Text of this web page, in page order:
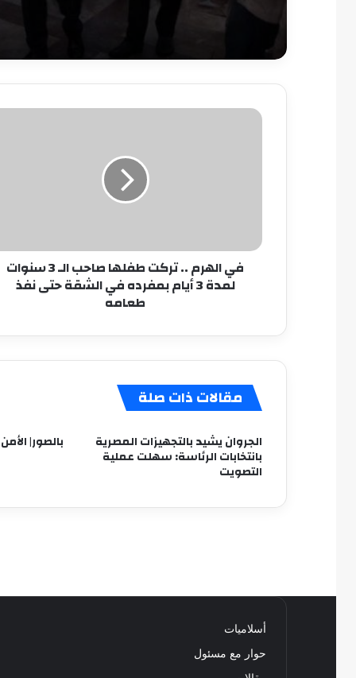
في
سنوات
لمدة
حتى
نفذ
طعامه
في الهرم .. تركت طفلها صاحب الـ 3 سنوات
لمدة 3 أيام بمفرده في الشقة حتى نفذ
طعامه
مقالات ذات صلة
الجروان يشيد بالتجهيزات المصرية
بانتخابات الرئاسة: سهلت عملية
التصويت
بالصور|
أسلاميات
حوار مع مسئول